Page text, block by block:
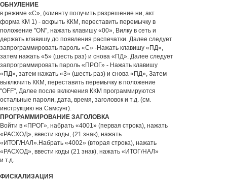
ОБНУЛЕНИЕ
в режиме «С», (клиенту получить разрешение ни, акт
форма КМ 1) - вскрыть ККМ, переставить перемычку в
положение "ON", нажать клавишу «00», Вилку в сеть и
держать клавишу до появления распечатки. Далее следует
запрограммировать пароль «С» -Нажать клавишу «ПД»,
затем нажать «5» (шесть раз) и снова «ПД». Далее следует
запрограммировать пароль «ПРОГ» - Нажать клавишу
«ПД», затем нажать «3» (шесть раз) и снова «ПД», Затем
выключить ККМ, переставить перемычку в положение
"OFF", Далее после включения ККМ программируются
остальные пароли, дата, время, заголовок и т.д. (см.
инструкцию на Самсунг).
ПРОГРАММИРОВАНИЕ ЗАГОЛОВКА
Войти в «ПРОГ», набрать «4001» (первая строка), нажать
«РАСХОД», ввести коды, (21 знак), нажать
«ИТОГ/НАЛ».Набрать «4002» (вторая строка), нажать
«РАСХОД», ввести коды (21 знак), нажать «ИТОГ/НАЛ»
и т.д.
ФИСКАЛИЗАЦИЯ